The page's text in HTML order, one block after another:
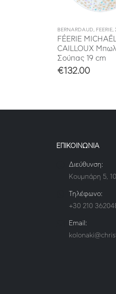
,ΣΕΡΒΙΤΣΙΑ
BERNARDAUD, FEERIE,
FÉERIE MICHAËL
CAILLOUX Μπωλ
Σούπας 19 cm
€132.00
ΕΠΙΚΟΙΝΩΝΙΑ
Διεύθυνση:
Κουμπάρη 5,
Τηλέφωνο:
+30 210
Email: